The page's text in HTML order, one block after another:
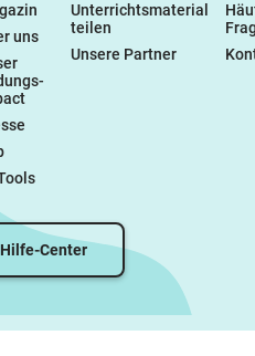
uns
Unterrichtsmaterial
teilen
Unsere Partner
Hilfe-Center